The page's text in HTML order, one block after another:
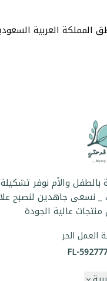
والأم نوفر تشكيلة
_ نسعى جاهدين لنصبح
عالية الجودة
العمل الحر
FL-